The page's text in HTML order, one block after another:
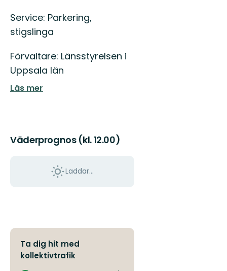
Service: Parkering,
stigslinga
Förvaltare: Länsstyrelsen i
Uppsala län
Läs mer
Väderprognos (kl. 12.00)
Laddar...
Ta dig hit med
kollektivtrafik